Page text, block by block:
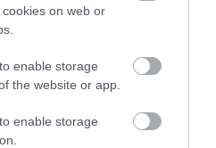
on web or
enable storage
the website or app.
enable storage